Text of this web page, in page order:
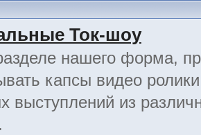
Ток-шоу
нашего форма,
капсы видео
выступлений из